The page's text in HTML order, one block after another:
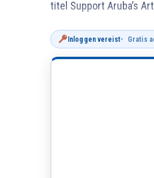
titel Support Aruba’s
Inloggen vereist Gratis